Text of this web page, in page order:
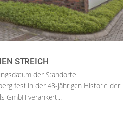
STREICH
der Standorte
fest in der 48-jährigen Historie der
GmbH verankert...